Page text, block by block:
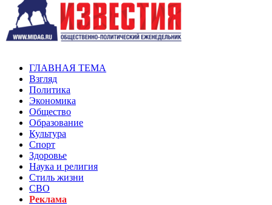
ГЛАВНАЯ ТЕМА
Взгляд
Политика
Экономика
Общество
Образование
Культура
Спорт
Здоровье
Наука и религия
Стиль жизни
СВО
Реклама